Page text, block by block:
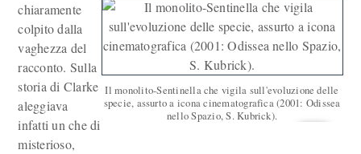
Il monolito-Sentinella che vigila sull'evoluzione delle
specie, assurto a icona cinematografica (2001: Odissea
nello Spazio, S. Kubrick).
chiaramente
colpito dalla
vaghezza del
racconto. Sulla
storia di Clarke
aleggiava
infatti un che di
misterioso,